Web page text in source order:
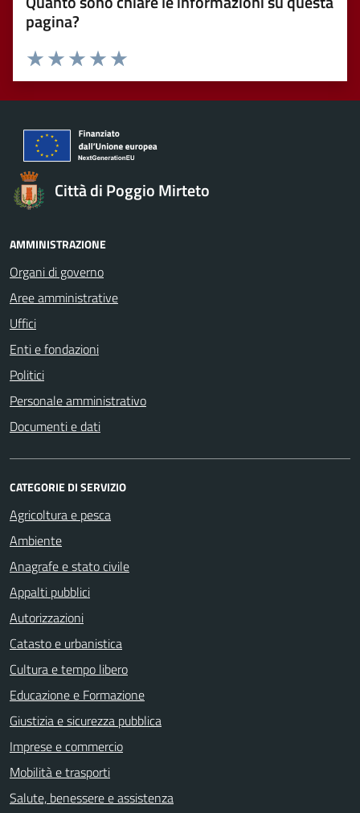
pagina?
Valuta 5 stelle su 5
Valuta 4 stelle su 5
Valuta 3 stelle su 5
Valuta 2 stelle su 5
Valuta 1 stelle su 5
Città di Poggio Mirteto
AMMINISTRAZIONE
Organi di governo
Aree amministrative
Uffici
Enti e fondazioni
Politici
Personale amministrativo
Documenti e dati
CATEGORIE DI SERVIZIO
Agricoltura e pesca
Ambiente
Anagrafe e stato civile
Appalti pubblici
Autorizzazioni
Catasto e urbanistica
Cultura e tempo libero
Educazione e Formazione
Giustizia e sicurezza pubblica
Imprese e commercio
Mobilità e trasporti
Salute, benessere e assistenza